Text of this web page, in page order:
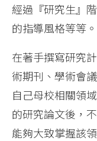
經過『研究生』
的指導風格等等。
在著手撰寫研究
術期刊、學術會
自己母校相關領
的研究論文後，
能夠大致掌握該